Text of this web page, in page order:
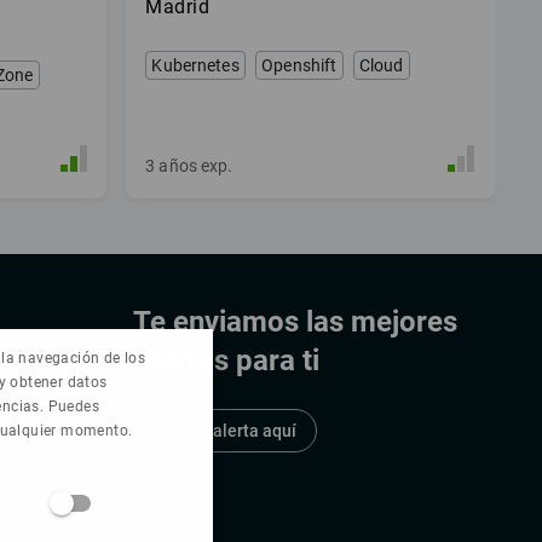
Madrid
Kubernetes Openshift Cloud
3 años exp.
Te enviamos las mejores
ofertas para ti
Crea tu alerta aquí
navegación de los
obtener datos
Puedes
momento.